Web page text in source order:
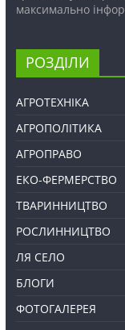
максимально
РОЗДІЛИ
АГРОТЕХНІКА
АГРОПОЛІТИКА
АГРОПРАВО
ЕКО-ФЕРМЕРСТВО
ТВАРИННИЦТВО
РОСЛИННИЦТВО
ЛЯ СЕЛО
БЛОГИ
ФОТОГАЛЕРЕЯ